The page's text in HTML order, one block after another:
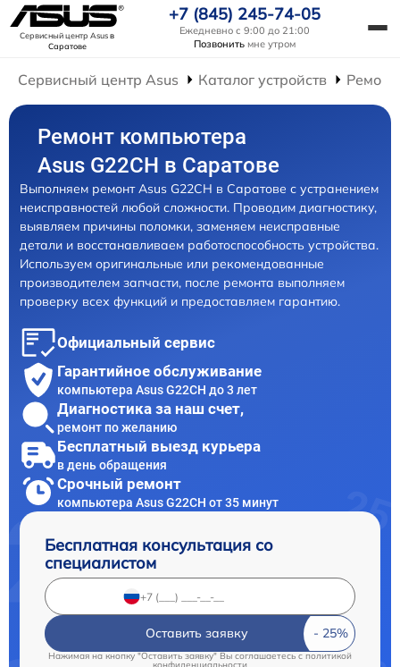
Сервисный центр Asusв
Саратове
+7 (845) 245-74-05
Ежедневно с 9:00 до 21:00
Позвонить мне утром
Сервисный центр Asus Каталог устройств
Ремонт компьютера
Asus G22CH в Саратове
Выполняем ремонт Asus G22CH в Саратове с устранением
неисправностей любой сложности. Проводим диагностику,
выявляем причины поломки, заменяем неисправные
детали и восстанавливаем работоспособность устройства.
Используем оригинальные или рекомендованные
производителем запчасти, после ремонта выполняем
проверку всех функций и предоставляем гарантию.
Официальный сервис
Гарантийное обслуживание
компьютера Asus G22CH до 3 лет
Диагностика за наш счет,
ремонт по желанию
Бесплатный выезд курьера
в день обращения
Срочный ремонт
компьютера Asus G22CH от 35 минут
Бесплатная консультация со
специалистом
Оставить заявку
Нажимая на кнопку "Оставить заявку" Вы соглашаетесь c политикой